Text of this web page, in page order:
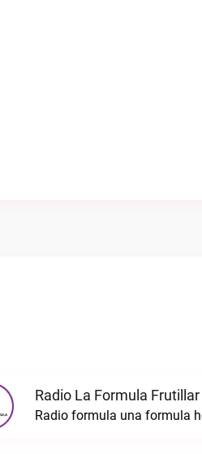
Radio La Formula